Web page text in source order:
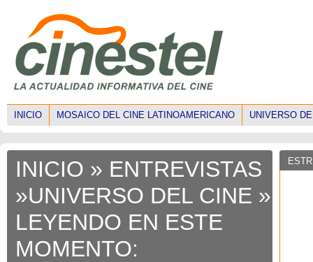
INICIO MOSAICO DEL CINE LATINOAMERICANO UNIVERSO
INICIO » ENTREVISTAS
»UNIVERSO DEL CINE »
LEYENDO EN ESTE
MOMENTO: